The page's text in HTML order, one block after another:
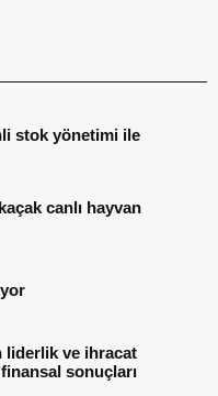
stok yönetimi ile
canlı hayvan
liderlik ve ihracat
sonuçları